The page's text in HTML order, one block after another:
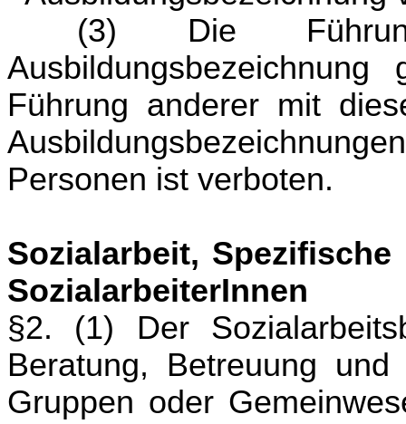
(3) Die
Führung anderer mit
Personen ist verboten.
Sozialarbeit,
SozialarbeiterInnen
§2. (1) Der
Beratung, Betreuung
Gruppen oder